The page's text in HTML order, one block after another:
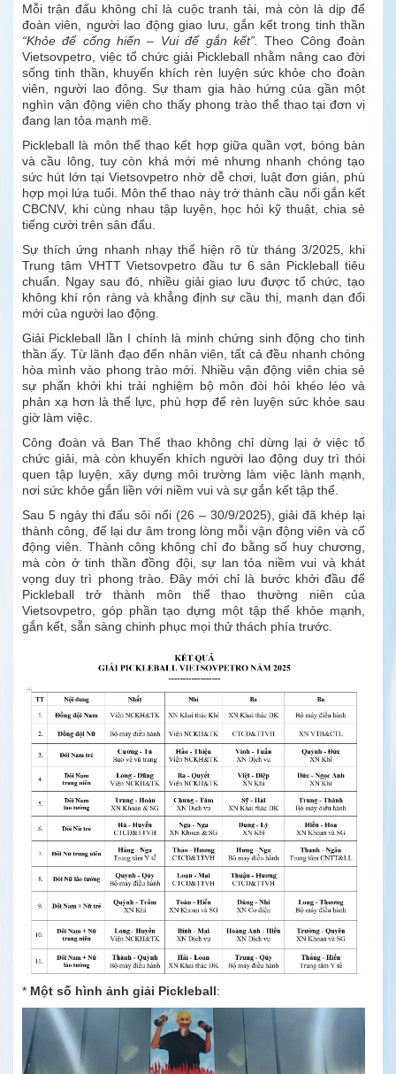
Mỗi trận đấu không chỉ là cuộc tranh tài, mà còn là dịp để
đoàn viên, người lao động giao lưu, gắn kết trong tinh thần
“Khỏe để cống hiến – Vui để gắn kết”.
Theo Công đoàn
Vietsovpetro, việc tổ chức giải Pickleball nhằm nâng cao đời
sống tinh thần, khuyến khích rèn luyện sức khỏe cho đoàn
viên, người lao động. Sự tham gia hào hứng của gần một
nghìn vận động viên cho thấy phong trào thể thao tại đơn vị
đang lan tỏa mạnh mẽ.
Pickleball là môn thể thao kết hợp giữa quần vợt, bóng bàn
và cầu lông, tuy còn khá mới mẻ nhưng nhanh chóng tạo
sức hút lớn tại Vietsovpetro nhờ dễ chơi, luật đơn giản, phù
hợp mọi lứa tuổi. Môn thể thao này trở thành cầu nối gắn kết
CBCNV, khi cùng nhau tập luyện, học hỏi kỹ thuật, chia sẻ
tiếng cười trên sân đấu.
Sự thích ứng nhanh nhạy thể hiện rõ từ tháng 3/2025, khi
Trung tâm VHTT Vietsovpetro đầu tư 6 sân Pickleball tiêu
chuẩn. Ngay sau đó, nhiều giải giao lưu được tổ chức, tạo
không khí rộn ràng và khẳng định sự cầu thị, mạnh dạn đổi
mới của người lao động.
Giải Pickleball lần I chính là minh chứng sinh động cho tinh
thần ấy. Từ lãnh đạo đến nhân viên, tất cả đều nhanh chóng
hòa mình vào phong trào mới. Nhiều vận động viên chia sẻ
sự phấn khởi khi trải nghiệm bộ môn đòi hỏi khéo léo và
phản xạ hơn là thể lực, phù hợp để rèn luyện sức khỏe sau
giờ làm việc.
Công đoàn và Ban Thể thao không chỉ dừng lại ở việc tổ
chức giải, mà còn khuyến khích người lao động duy trì thói
quen tập luyện, xây dựng môi trường làm việc lành mạnh,
nơi sức khỏe gắn liền với niềm vui và sự gắn kết tập thể.
Sau 5 ngày thi đấu sôi nổi (26 – 30/9/2025), giải đã khép lại
thành công, để lại dư âm trong lòng mỗi vận động viên và cổ
động viên. Thành công không chỉ đo bằng số huy chương,
mà còn ở tinh thần đồng đội, sự lan tỏa niềm vui và khát
vọng duy trì phong trào. Đây mới chỉ là bước khởi đầu để
Pickleball trở thành môn thể thao thường niên của
Vietsovpetro, góp phần tạo dựng một tập thể khỏe mạnh,
gắn kết, sẵn sàng chinh phục mọi thử thách phía trước.
* Một số hình ảnh giải Pickleball: